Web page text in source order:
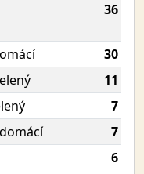
36
30
11
7
7
6